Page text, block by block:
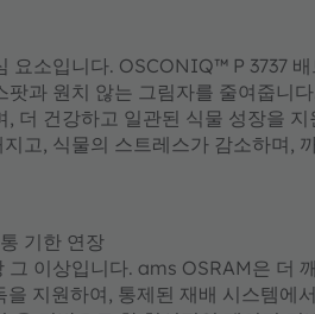
요소입니다. OSCONIQ™ P 3737
과 원치 않는 그림자를 줄여줍니
더 건강하고 일관된 식물 성장을
고, 식물의 스트레스가 감소하며,
기한 연장
이상입니다. ams OSRAM은 더
지원하여, 통제된 재배 시스템에